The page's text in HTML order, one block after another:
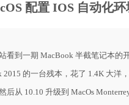
配置 IOS 自动化环
看到一期 MacBook 半截笔记本的
2015 的一台残本，花了 1.4K 大洋
后从 10.10 升级到 MacOs